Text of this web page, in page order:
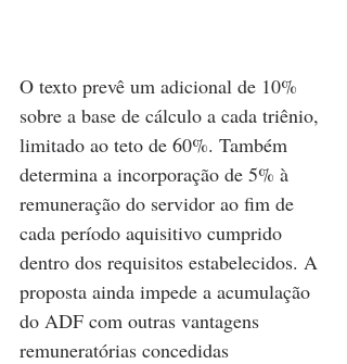
O texto prevê um adicional de 10%
sobre a base de cálculo a cada triênio,
limitado ao teto de 60%. Também
determina a incorporação de 5% à
remuneração do servidor ao fim de
cada período aquisitivo cumprido
dentro dos requisitos estabelecidos. A
proposta ainda impede a acumulação
do ADF com outras vantagens
remuneratórias concedidas